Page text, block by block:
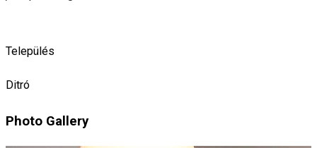
Település
Ditró
Photo Gallery